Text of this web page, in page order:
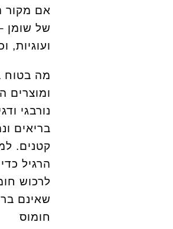
אם מקור
ועוגיות,
מה בטוח
ומוצרים
נורבגי
בריאים
קטנים.
הרגיל
לרכוש
שאינם
חומוס